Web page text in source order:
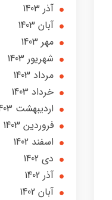
آذر 1403
آبان 1403
مهر 1403
شهریور 1403
مرداد 1403
خرداد 1403
ارديبهشت 1403
فروردین 1403
اسفند 1402
دی 1402
آذر 1402
آبان 1402